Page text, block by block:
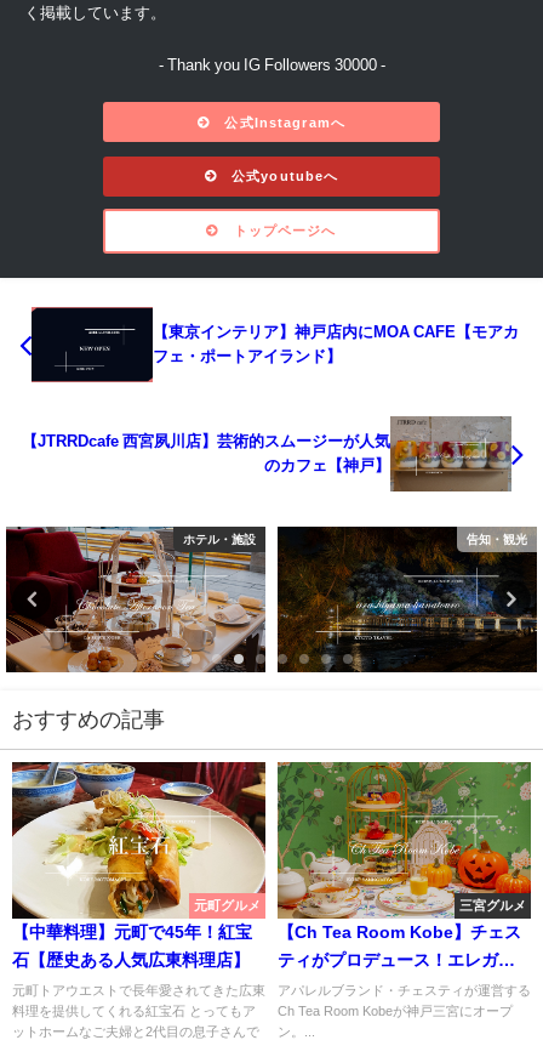
く掲載しています。
- Thank you IG Followers 30000 -
公式Instagramへ
公式youtubeへ
トップページへ
【東京インテリア】神戸店内にMOA CAFE【モアカ
フェ・ポートアイランド】
【JTRRDcafe 西宮夙川店】芸術的スムージーが人気
のカフェ【神戸】
ホテル・施設 告知・観光
おすすめの記事
元町グルメ
【中華料理】元町で45年！紅宝
石【歴史ある人気広東料理店】
元町トアウエストで長年愛されてきた広東
料理を提供してくれる紅宝石 とってもア
ットホームなご夫婦と2代目の息子さんで
三宮グルメ
【Ch Tea Room Kobe】チェス
ティがプロデュース！エレガン
トで可愛いカフェ【神戸三宮】
アパレルブランド・チェスティが運営する
Ch Tea Room Kobeが神戸三宮にオープ
ン。...